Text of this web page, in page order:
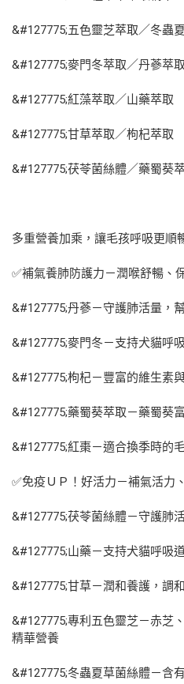
&#127775;五色靈芝萃取／冬蟲
&#127775;麥門冬萃取／丹蔘萃取
&#127775;紅藻萃取／山藥萃取
&#127775;甘草萃取／枸杞萃取
&#127775;茯苓菌絲體／藥蜀葵
多重營養加乘，讓毛孩呼吸更順
✅補氣養肺防護力－潤喉舒暢、
&#127775;丹蔘－守護肺活量，
&#127775;麥門冬－支持犬貓呼
&#127775;枸杞－豐富的維生素
&#127775;藥蜀葵萃取－藥蜀葵
&#127775;紅棗－適合換季時的
✅免疫ＵＰ！好活力－補氣活力
&#127775;茯苓菌絲體－守護肺
&#127775;山藥－支持犬貓呼吸
&#127775;甘草－潤和養護，調
&#127775;專利五色靈芝－赤芝
精華營養
&#127775;冬蟲夏草菌絲體－含